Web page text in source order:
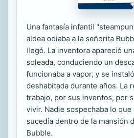
Una fantasía infantil
aldea odiaba a la señorita
llegó. La inventora apareció
soleada, conduciendo un
funcionaba a vapor, y se
deshabitada durante años. La
trabajo, por sus inventos, por
vivir. Nadie sospechaba lo que
sucedía dentro de la mansión
Bubble.